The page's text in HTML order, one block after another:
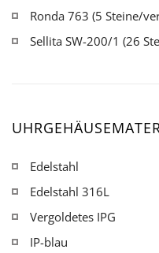
Ronda 763 (5 Steine/
Sellita SW-200/1 (26
Edelstahl
Edelstahl 316L
Vergoldetes IPG
IP-blau